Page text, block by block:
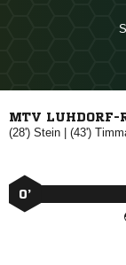
MTV LUHDORF-
(28')  | (43')
0’